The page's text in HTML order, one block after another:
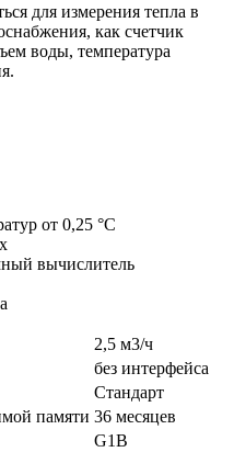
для измерения тепла в
как счетчик
воды, температура
от 0,25 °С
вычислитель
2,5 м3/ч
без интерфейса
Стандарт
памяти 36 месяцев
G1B